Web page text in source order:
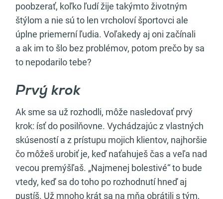
poobzerať, koľko ľudí žije takýmto životným
štýlom a nie sú to len vrcholoví športovci ale
úplne priemerní ľudia. Voľakedy aj oni začínali
a ak im to šlo bez problémov, potom prečo by sa
to nepodarilo tebe?
Prvý krok
Ak sme sa už rozhodli, môže nasledovať prvý
krok: ísť do posilňovne. Vychádzajúc z vlastných
skúseností a z prístupu mojich klientov, najhoršie
čo môžeš urobiť je, keď naťahuješ čas a veľa nad
vecou premýšľaš. „Najmenej bolestivé“ to bude
vtedy, keď sa do toho po rozhodnutí hneď aj
pustíš. Už mnoho krát sa na mňa obrátili s tým,